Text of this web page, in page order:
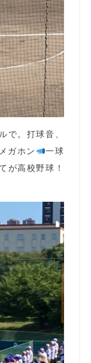
で。打球音、
ガホン
一球
が高校野球！